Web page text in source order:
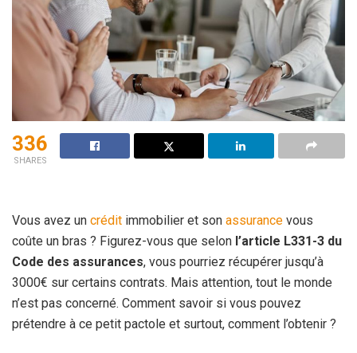
336
SHARES
Vous avez un crédit immobilier et son assurance vous
coûte un bras ? Figurez-vous que selon l’article L331-3 du
Code des assurances, vous pourriez récupérer jusqu’à
3000€ sur certains contrats. Mais attention, tout le monde
n’est pas concerné. Comment savoir si vous pouvez
prétendre à ce petit pactole et surtout, comment l’obtenir ?